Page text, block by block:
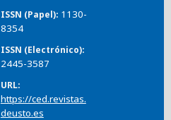
ISSN (Papel) 1130-
8354
ISSN (Electrónico)
2445-3587
URL
https://ced.revistas.
deusto.es